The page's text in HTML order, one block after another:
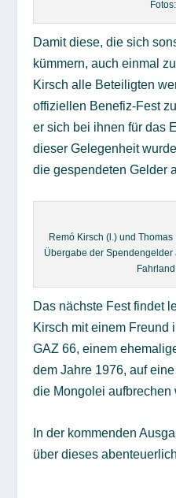
Damit diese, die sich
kümmern, auch einmal
Kirsch alle Beteiligten
offiziellen Benefiz-Fest
er sich bei ihnen für das
dieser Gelegenheit
die gespendeten Gelder
Remó Kirsch (l.) und
Übergabe der
Das nächste Fest findet
Kirsch mit einem Freund
GAZ 66, einem
dem Jahre 1976, auf
die Mongolei aufbrechen
In der kommenden
über dieses